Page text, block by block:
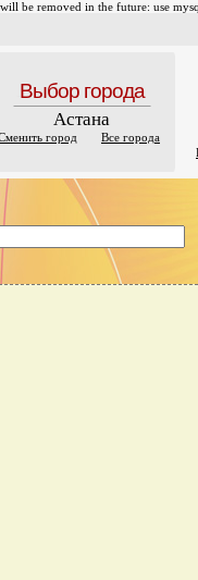
be removed in the future: use
Выбор города
Астана
город
Все города